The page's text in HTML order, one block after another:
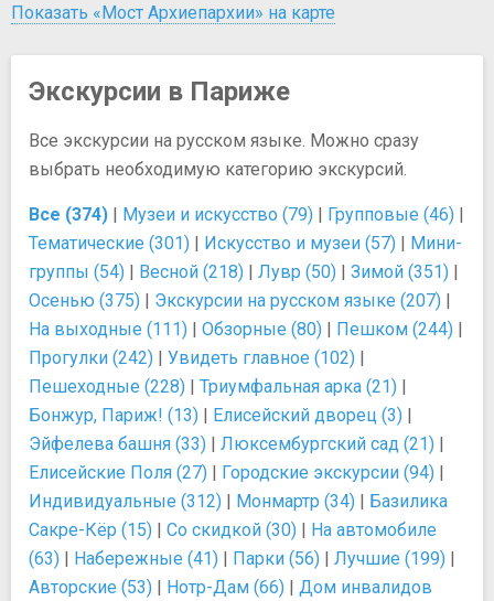
Показать «Мост Архиепархии» на карте
Экскурсии в Париже
Все экскурсии на русском языке. Можно сразу
выбрать необходимую категорию экскурсий.
Все (374) | Музеи и искусство (79) | Групповые (46) |
Тематические (301) | Искусство и музеи (57) | Мини-
группы (54) | Весной (218) | Лувр (50) | Зимой (351) |
Осенью (375) | Экскурсии на русском языке (207) |
На выходные (111) | Обзорные (80) | Пешком (244) |
Прогулки (242) | Увидеть главное (102) |
Пешеходные (228) | Триумфальная арка (21) |
Бонжур, Париж! (13) | Елисейский дворец (3) |
Эйфелева башня (33) | Люксембургский сад (21) |
Елисейские Поля (27) | Городские экскурсии (94) |
Индивидуальные (312) | Монмартр (34) | Базилика
Сакре-Кёр (15) | Со скидкой (30) | На автомобиле
(63) | Набережные (41) | Парки (56) | Лучшие (199) |
Авторские (53) | Нотр-Дам (66) | Дом инвалидов